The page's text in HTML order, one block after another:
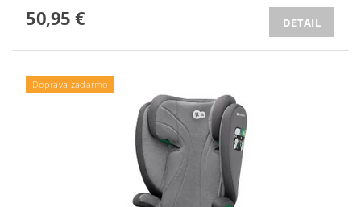
50,95 € DETAIL
Doprava zadarmo